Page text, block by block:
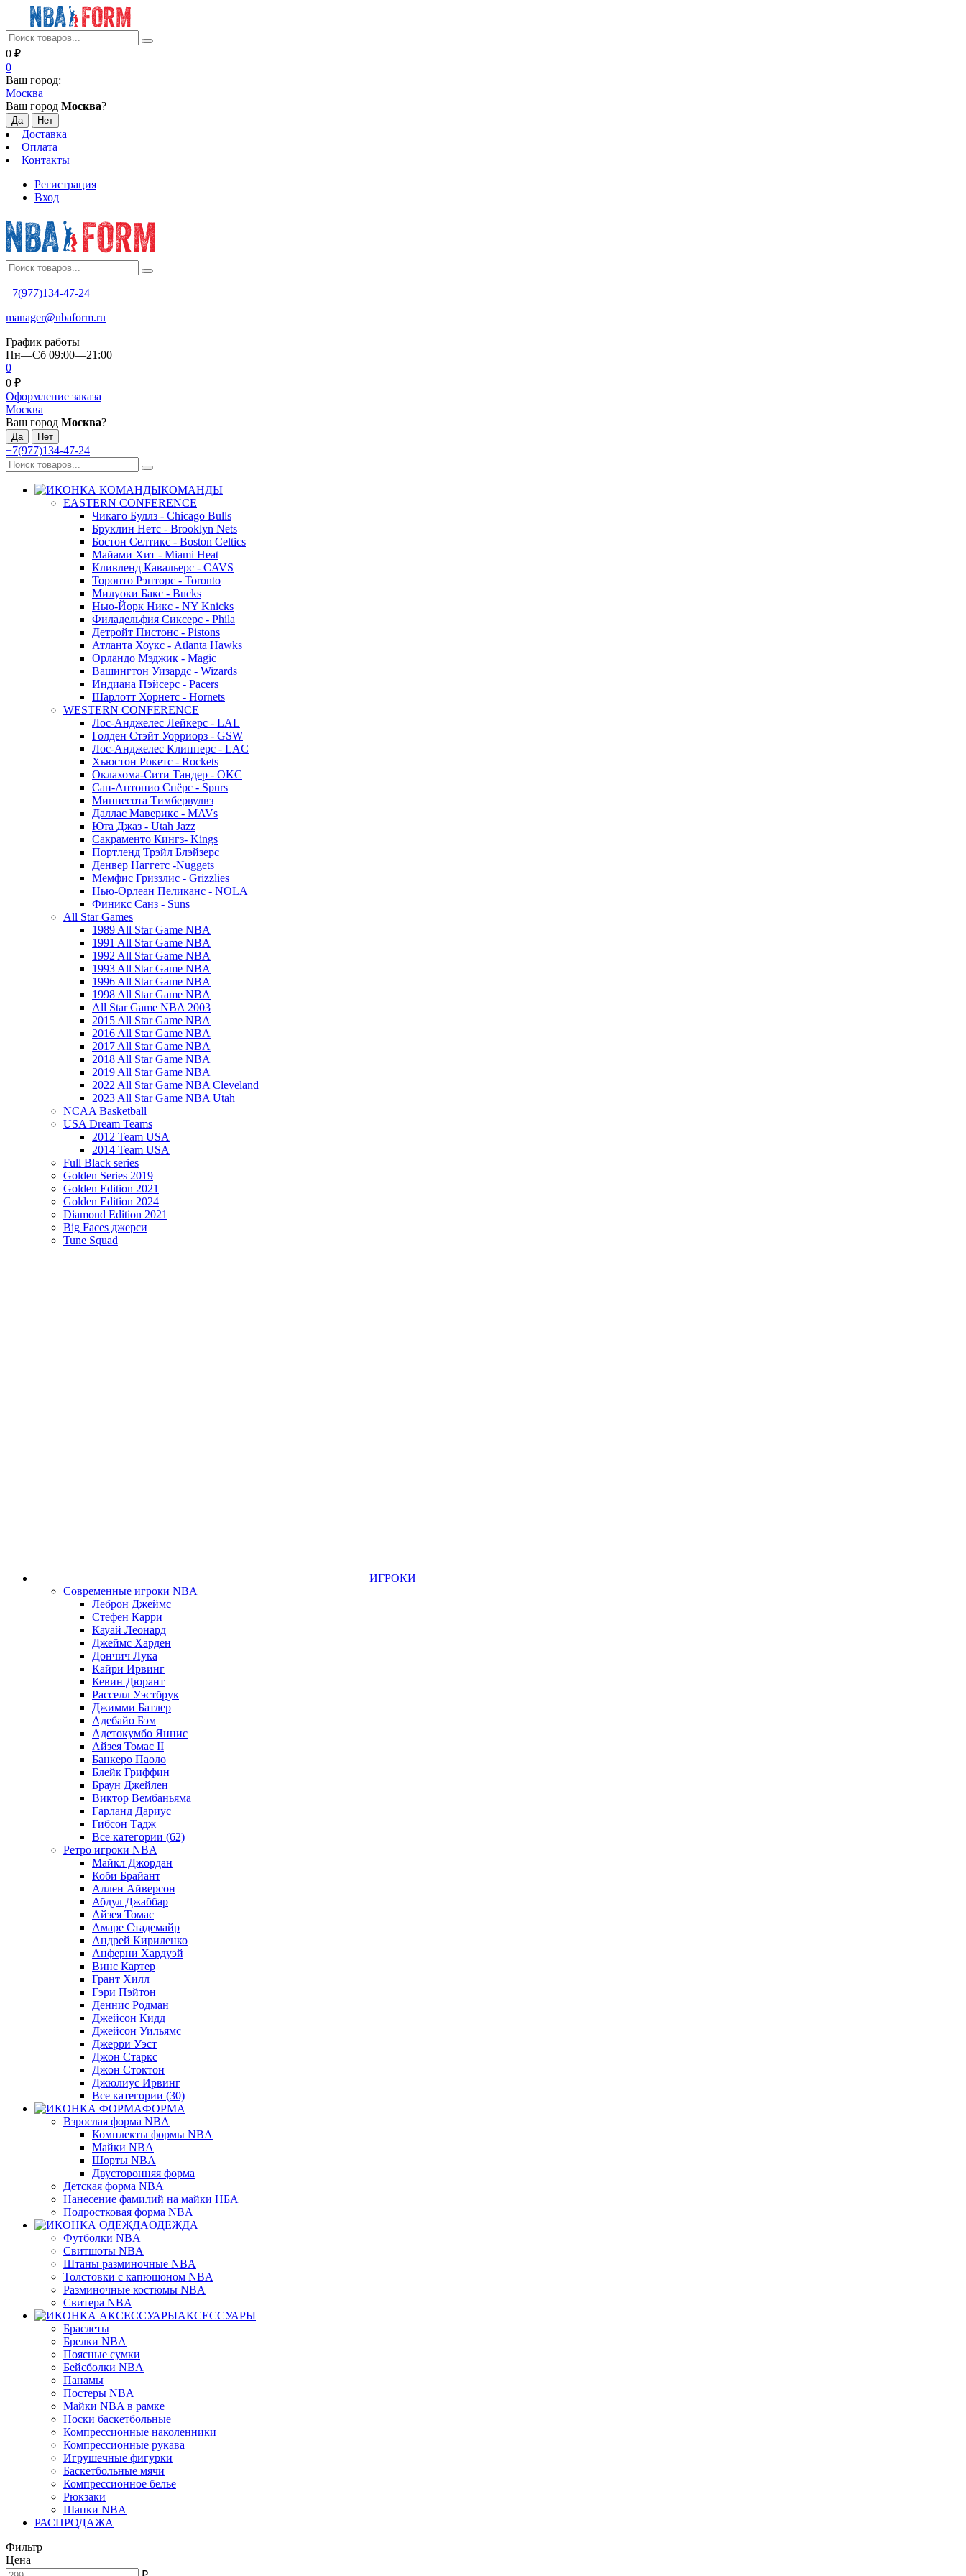
0 ₽
0
Ваш город:
Москва
Ваш город Москва?
Доставка
Оплата
Контакты
Регистрация
Вход
+7(977)134-47-24
manager@nbaform.ru
График работы
Пн—Сб 09:00—21:00
0
0 ₽
Оформление заказа
Москва
Ваш город Москва?
+7(977)134-47-24
КОМАНДЫ
EASTERN CONFERENCE
Чикаго Буллз - Chicago Bulls
Бруклин Нетс - Brooklyn Nets
Бостон Селтикс - Boston Celtics
Майами Хит - Miami Heat
Кливленд Кавальерс - CAVS
Торонто Рэпторс - Toronto
Милуоки Бакс - Bucks
Нью-Йорк Никс - NY Knicks
Филадельфия Сиксерс - Phila
Детройт Пистонс - Pistons
Атланта Хоукс - Atlanta Hawks
Орландо Мэджик - Magic
Вашингтон Уизардс - Wizards
Индиана Пэйсерс - Pacers
Шарлотт Хорнетс - Hornets
WESTERN CONFERENCE
Лос-Анджелес Лейкерс - LAL
Голден Стэйт Уорриорз - GSW
Лос-Анджелес Клипперс - LAC
Хьюстон Рокетс - Rockets
Оклахома-Сити Тандер - OKC
Сан-Антонио Спёрс - Spurs
Миннесота Тимбервулвз
Даллас Маверикс - MAVs
Юта Джаз - Utah Jazz
Сакраменто Кингз- Kings
Портленд Трэйл Блэйзерс
Денвер Наггетс -Nuggets
Мемфис Гриззлис - Grizzlies
Нью-Орлеан Пеликанс - NOLA
Финикс Санз - Suns
All Star Games
1989 All Star Game NBA
1991 All Star Game NBA
1992 All Star Game NBA
1993 All Star Game NBA
1996 All Star Game NBA
1998 All Star Game NBA
All Star Game NBA 2003
2015 All Star Game NBA
2016 All Star Game NBA
2017 All Star Game NBA
2018 All Star Game NBA
2019 All Star Game NBA
2022 All Star Game NBA Cleveland
2023 All Star Game NBA Utah
NCAA Basketball
USA Dream Teams
2012 Team USA
2014 Team USA
Full Black series
Golden Series 2019
Golden Edition 2021
Golden Edition 2024
Diamond Edition 2021
Big Faces джерси
Tune Squad
ИГРОКИ
Современные игроки NBA
Леброн Джеймс
Стефен Карри
Кауай Леонард
Джеймс Харден
Дончич Лука
Кайри Ирвинг
Кевин Дюрант
Расселл Уэстбрук
Джимми Батлер
Адебайо Бэм
Адетокумбо Яннис
Айзея Томас II
Банкеро Паоло
Блейк Гриффин
Браун Джейлен
Виктор Вембаньяма
Гарланд Дариус
Гибсон Тадж
Все категории (62)
Ретро игроки NBA
Майкл Джордан
Коби Брайант
Аллен Айверсон
Абдул Джаббар
Айзея Томас
Амаре Стадемайр
Андрей Кириленко
Анферни Xардуэй
Винс Картер
Грант Хилл
Гэри Пэйтон
Деннис Родман
Джейсон Кидд
Джейсон Уильямс
Джерри Уэст
Джон Старкс
Джон Стоктон
Джюлиус Ирвинг
Все категории (30)
ФОРМА
Взрослая форма NBA
Комплекты формы NBA
Майки NBA
Шорты NBA
Двусторонняя форма
Детская форма NBA
Нанесение фамилий на майки НБА
Подростковая форма NBA
ОДЕЖДА
Футболки NBA
Свитшоты NBA
Штаны разминочные NBA
Толстовки с капюшоном NBA
Разминочные костюмы NBA
Свитера NBA
АКСЕССУАРЫ
Браслеты
Брелки NBA
Поясные сумки
Бейсболки NBA
Панамы
Постеры NBA
Майки NBA в рамке
Носки баскетбольные
Компрессионные наколенники
Компрессионные рукава
Игрушечные фигурки
Баскетбольные мячи
Компрессионное белье
Рюкзаки
Шапки NBA
РАСПРОДАЖА
Фильтр
Цена